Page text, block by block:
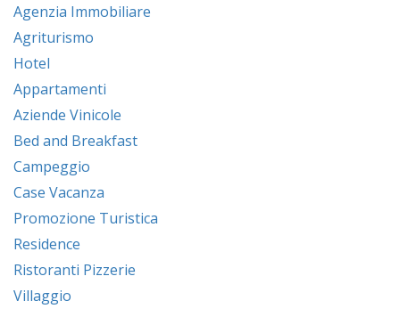
Agenzia Immobiliare
Agriturismo
Hotel
Appartamenti
Aziende Vinicole
Bed and Breakfast
Campeggio
Case Vacanza
Promozione Turistica
Residence
Ristoranti Pizzerie
Villaggio